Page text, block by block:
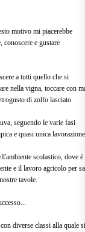
motivo mi piacerebbe
conoscere e gustare
a tutti quello che si
nella vigna, toccare con
di zolfo lasciato
seguendo le varie fasi
e quasi unica
scolastico, dove è
e il lavoro agricolo per
tavole.
diverse classi alla quale